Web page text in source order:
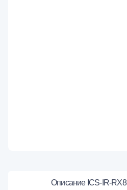
Описание ICS-IR-RX8